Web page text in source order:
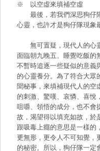
※ 以空虛來填補空虛
最後，若我們深思狗仔隊
心靈，也許才是狗仔隊現象
無可置疑，現代人的心靈
面臨朝九晚五、睡覺吃飯的
不暫時追逐一些疑似的意義
的心靈養分。為了符合大眾
聞秘事，來填補現代人的空
的刺激、驚嘆、哀憐、喜悅
咀嚼、領悟的成分，也不會
故，渴望得以填充如故，於
跟吸毒上癮的意思是一樣的
更無形，更令人不可知覺，
的秘密。所以，狗仔隊一定